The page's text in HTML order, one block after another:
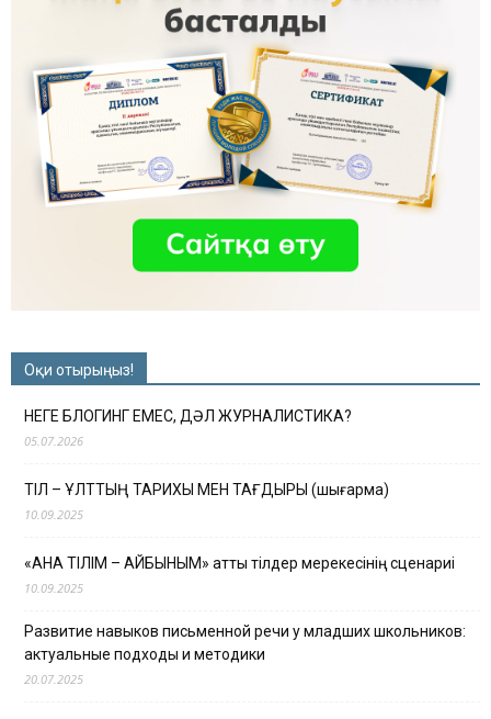
Оқи отырыңыз!
НЕГЕ БЛОГИНГ ЕМЕС, ДӘЛ ЖУРНАЛИСТИКА?
05.07.2026
ТІЛ – ҰЛТТЫҢ ТАРИХЫ МЕН ТАҒДЫРЫ (шығарма)
10.09.2025
«АНА ТІЛІМ – АЙБЫНЫМ» атты тілдер мерекесінің сценариі
10.09.2025
Развитие навыков письменной речи у младших школьников:
актуальные подходы и методики
20.07.2025